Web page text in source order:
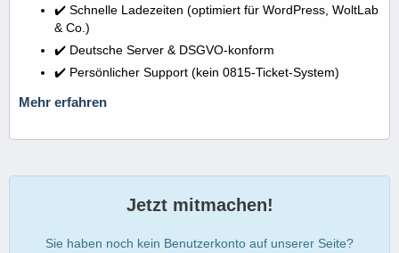
✔️ Schnelle Ladezeiten (optimiert für WordPress, WoltLab
& Co.)
✔️ Deutsche Server & DSGVO-konform
✔️ Persönlicher Support (kein 0815-Ticket-System)
Mehr erfahren
Jetzt mitmachen!
Sie haben noch kein Benutzerkonto auf unserer Seite?